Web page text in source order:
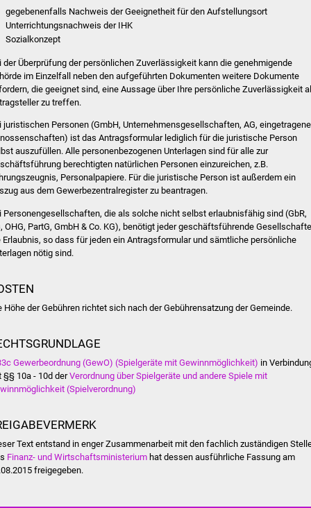
gegebenenfalls Nachweis der Geeignetheit für den Aufstellungsort
Unterrichtungsnachweis der IHK
Sozialkonzept
der Überprüfung der persönlichen Zuverlässigkeit kann die genehmigende
im Einzelfall neben den aufgeführten Dokumenten weitere Dokumente
die geeignet sind, eine Aussage über Ihre persönliche Zuverlässigkeit
zu treffen.
juristischen Personen (GmbH, Unternehmensgesellschaften, AG, eingetragene
ist das Antragsformular lediglich für die juristische Person
auszufüllen. Alle personenbezogenen Unterlagen sind für alle zur
berechtigten natürlichen Personen einzureichen, z.B.
Personalpapiere. Für die juristische Person ist außerdem ein
aus dem Gewerbezentralregister zu beantragen.
Personengesellschaften, die als solche nicht selbst erlaubnisfähig sind (GbR,
OHG, PartG, GmbH & Co. KG), benötigt jeder geschäftsführende
Erlaubnis, so dass für jeden ein Antragsformular und sämtliche persönliche
nötig sind.
Höhe der Gebühren richtet sich nach der Gebührensatzung der Gemeinde.
Gewerbeordnung (GewO) (Spielgeräte mit Gewinnmöglichkeit) in
§§ 10a - 10d derVerordnung über Spielgeräte und andere Spiele mit
(Spielverordnung)
Text entstand in enger Zusammenarbeit mit den fachlich zuständigen
Finanz- und Wirtschaftsministerium hat dessen ausführliche Fassung am
freigegeben.